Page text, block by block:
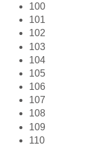
100
101
102
103
104
105
106
107
108
109
110